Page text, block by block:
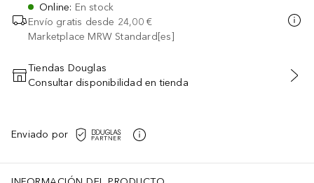
Online: En stock
Envío gratis desde 24,00 €
Marketplace MRW Standard[es]
AÑADIR AL CARRITO
Tiendas Douglas
Consultar disponibilidad en tienda
Enviado por